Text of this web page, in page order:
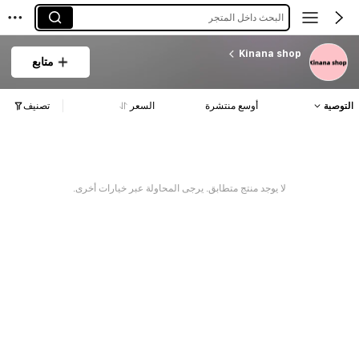
البحث داخل المتجر
Kinana shop
متابع
التوصية أوسع منتشرة السعر تصنيف
لا يوجد منتج متطابق. يرجى المحاولة عبر خيارات أخرى.